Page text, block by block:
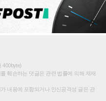
400byte)
훼손하는 댓글은 관련 법률에 의해 제재
내용에 포함되거나 인신공격성 글은 관